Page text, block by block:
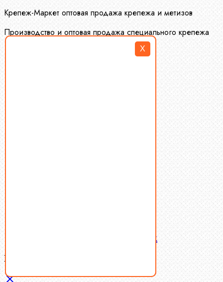
X
Крепеж-Маркет оптовая продажа крепежа и метизов
Производство и оптовая продажа специального крепежа
Латунный и бронзовый крепеж
Ваша корзина